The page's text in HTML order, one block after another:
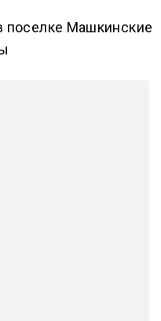
поселке Машкинские